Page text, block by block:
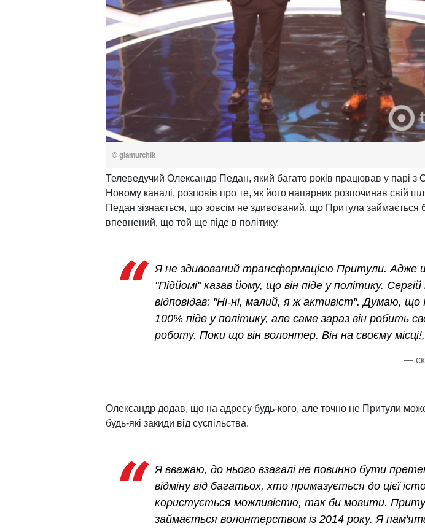
© glamurchik
Телеведучий Олександр Педан, який багато років працював у парі з
Новому каналі, розповів про те, як його напарник розпочинав свій
Педан зізнається, що зовсім не здивований, що Притула займається
впевнений, що той ще піде в політику.
Я не здивований трансформацією Притули. Адже
"Підйомі" казав йому, що він піде у політику. Сергій
відповідав: "Ні-ні, малий, я ж активіст". Думаю,
100% піде у політику, але саме зараз він робить
роботу. Поки що він волонтер. Він на своєму місці!,
—
Олександр додав, що на адресу будь-кого, але точно не Притули
будь-які закиди від суспільства.
Я вважаю, до нього взагалі не повинно бути
відміну від багатьох, хто примазується до цієї
користується можливістю, так би мовити.
займається волонтерством із 2014 року. Я